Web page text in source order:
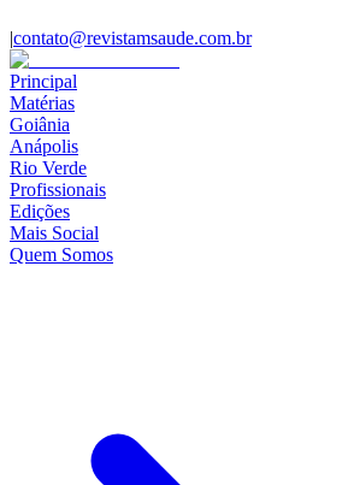
|contato@revistamsaude.com.br
Principal
Matérias
Goiânia
Anápolis
Rio Verde
Profissionais
Edições
Mais Social
Quem Somos